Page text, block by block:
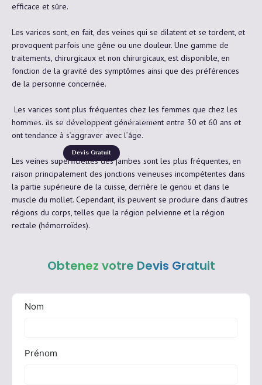
Vous avez droit à la chirurgie esthétique
Devis gratuit en 30 secondes !
Devis Gratuit
efficace et sûre.
Les varices sont, en fait, des veines qui se dilatent et se tordent, et
provoquent parfois une gêne ou une douleur. Une gamme de
traitements, chirurgicaux et non chirurgicaux, est disponible, en
fonction de la gravité des symptômes ainsi que des préférences
de la personne concernée.
Les varices sont plus fréquentes chez les femmes que chez les
hommes. Ils se développent généralement entre 30 et 60 ans et
ont tendance à s’aggraver avec l’âge.
Les veines superficielles des jambes sont les plus fréquentes, en
raison principalement des jonctions veineuses incompétentes dans
la partie supérieure de la cuisse, derrière le genou et dans le
muscle du mollet. Cependant, ils peuvent se produire dans d’autres
régions du corps, telles que la région pelvienne et la région
rectale (hémorroïdes).
Obtenez votre Devis Gratuit